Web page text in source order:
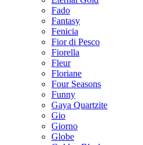
Fado
Fantasy
Fenicia
Fior di Pesco
Fiorella
Fleur
Floriane
Four Seasons
Funny
Gaya Quartzite
Gio
Giorno
Globe